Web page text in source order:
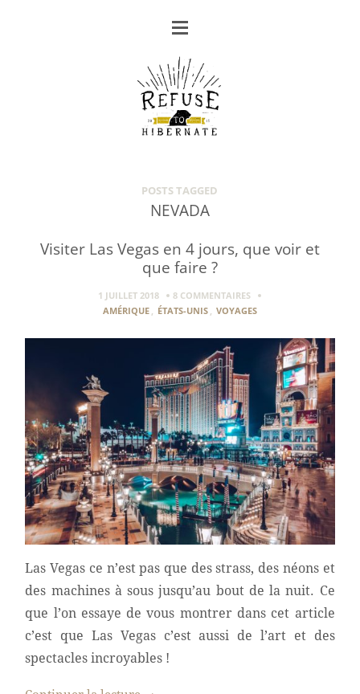
POSTS TAGGED
NEVADA
Visiter Las Vegas en 4 jours, que voir et
que faire ?
1 JUILLET 2018
8 COMMENTAIRES
AMÉRIQUE
ÉTATS-UNIS VOYAGES
Las Vegas ce n’est pas que des strass, des néons et
des machines à sous jusqu’au bout de la nuit. Ce
que l’on essaye de vous montrer dans cet article
c’est que Las Vegas c’est aussi de l’art et des
spectacles incroyables !